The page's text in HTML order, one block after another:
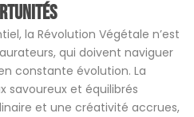
la Révolution Végétale n’est
qui doivent naviguer
constante évolution. La
savoureux et équilibrés
et une créativité accrues,